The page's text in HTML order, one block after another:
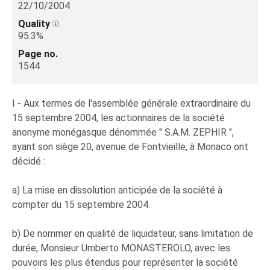
22/10/2004
Quality
95.3%
Page no.
1544
I - Aux termes de l'assemblée générale extraordinaire du
15 septembre 2004, les actionnaires de la société
anonyme monégasque dénommée " S.A.M. ZEPHIR ",
ayant son siège 20, avenue de Fontvieille, à Monaco ont
décidé :
a) La mise en dissolution anticipée de la société à
compter du 15 septembre 2004.
b) De nommer en qualité de liquidateur, sans limitation de
durée, Monsieur Umberto MONASTEROLO, avec les
pouvoirs les plus étendus pour représenter la société